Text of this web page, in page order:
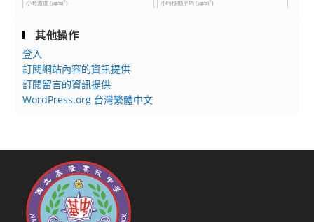
其他操作
登入
訂閱網站內容的資訊提供
訂閱留言的資訊提供
WordPress.org 台灣繁體中文